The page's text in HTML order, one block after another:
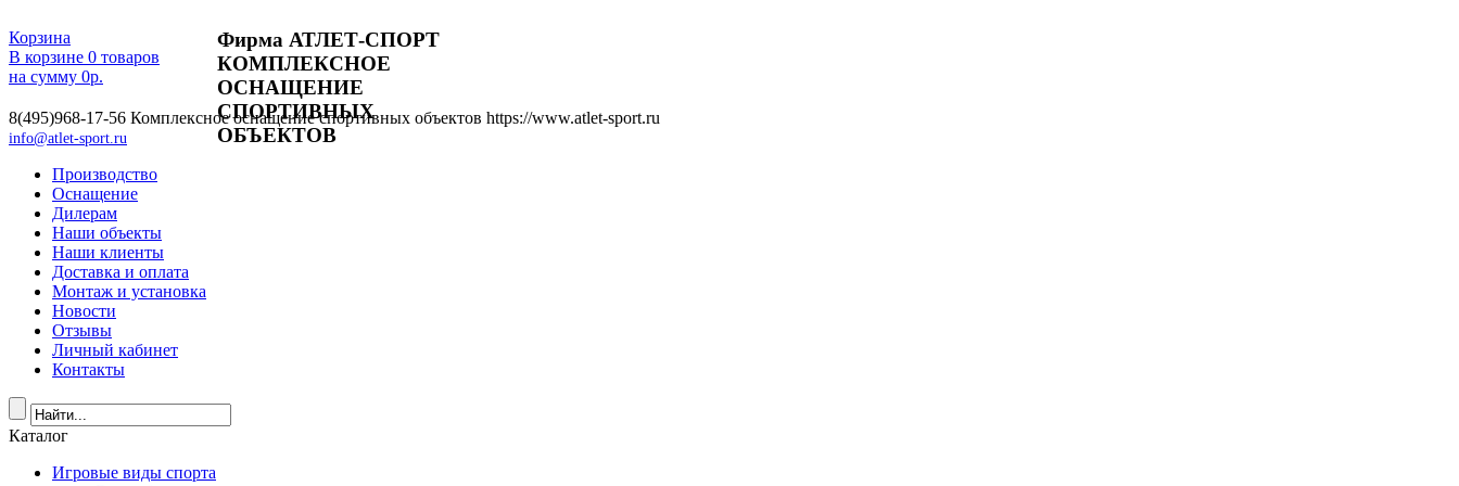
Фирма АТЛЕТ-СПОРТ
КОМПЛЕКСНОЕ
ОСНАЩЕНИЕ
СПОРТИВНЫХ
ОБЪЕКТОВ
Корзина
В корзине 0 товаров
на сумму 0р.
8(495)968-17-56 Комплексное оснащение спортивных объектов https://www.atlet-sport.ru
info@atlet-sport.ru
Производство
Оснащение
Дилерам
Наши объекты
Наши клиенты
Доставка и оплата
Монтаж и установка
Новости
Отзывы
Личный кабинет
Контакты
Каталог
Игровые виды спорта